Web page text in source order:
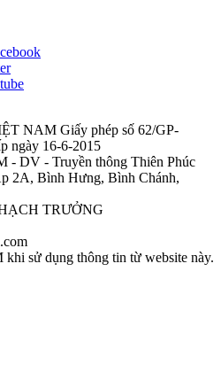
NAM Giấy phép số 62/GP-
ngày 16-6-2015
- DV - Truyền thông Thiên Phúc
2A, Bình Hưng, Bình Chánh,
TRƯỞNG
sử dụng thông tin từ website này.